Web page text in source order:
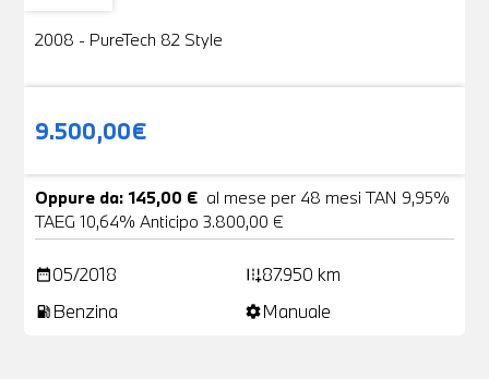
2008 - PureTech 82 Style
9.500,00€
Oppure da: 145,00 € al mese per 48 mesi TAN 9,95%
TAEG 10,64% Anticipo 3.800,00 €
date_range05/2018 add_road87.950 km
local_gas_station Benzina settingsManuale